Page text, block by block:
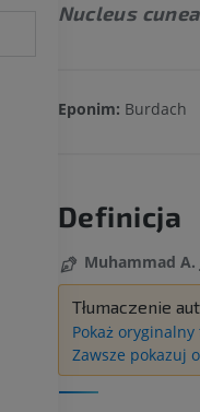
Nucleus
Eponim: Burdach
Definicja
Muhammad A.
Tłumaczenie
Pokaż oryginalny
Zawsze pokazuj